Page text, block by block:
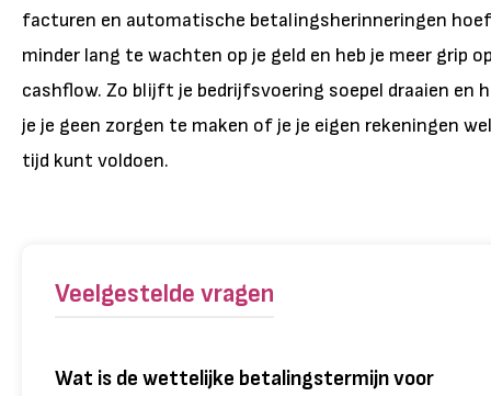
facturen en automatische betalingsherinneringen
minder lang te wachten op je geld en heb je meer grip
cashflow. Zo blijft je bedrijfsvoering soepel draaien en
je je geen zorgen te maken of je je eigen rekeningen
tijd kunt voldoen.
Veelgestelde vragen
Wat is de wettelijke betalingstermijn voor